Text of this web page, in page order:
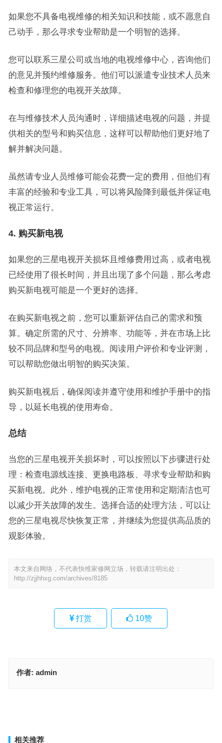
如果您不具备电视维修的相关知识和技能，或不愿意自
己动手，那么寻求专业帮助是一个明智的选择。
您可以联系三星公司或当地的电视维修中心，咨询他们
的意见并预约维修服务。他们可以派遣专业技术人员来
检查和修理您的电视开关故障。
在与维修技术人员沟通时，详细描述电视的问题，并提
供相关的型号和购买信息，这样可以帮助他们更好地了
解并解决问题。
虽然请专业人员维修可能会花费一定的费用，但他们有
丰富的经验和专业工具，可以将风险降到最低并保证电
视正常运行。
4. 购买新电视
如果您的三星电视开关损坏且维修费用过高，或者电视
已经使用了很长时间，并且出现了多个问题，那么考虑
购买新电视可能是一个更好的选择。
在购买新电视之前，您可以重新评估自己的需求和预
算。确定所需的尺寸、分辨率、功能等，并在市场上比
较不同品牌和型号的电视。阅读用户评价和专业评测，
可以帮助您做出明智的购买决策。
购买新电视后，确保阅读并遵守使用和维护手册中的指
导，以延长电视的使用寿命。
总结
当您的三星电视开关损坏时，可以按照以下步骤进行处
理：检查电源线连接、更换电路板、寻求专业帮助和购
买新电视。此外，维护电视的正常使用和定期清洁也可
以减少开关故障的发生。选择合适的处理方法，可以让
您的三星电视尽快恢复正常，并继续为您提供高品质的
观影体验。
本文来自网络，不代表快维家修网立场，转载请注明出处：
http://zjjhhxg.com/archives/8185
打赏 10赞
作者: admin
相关推荐